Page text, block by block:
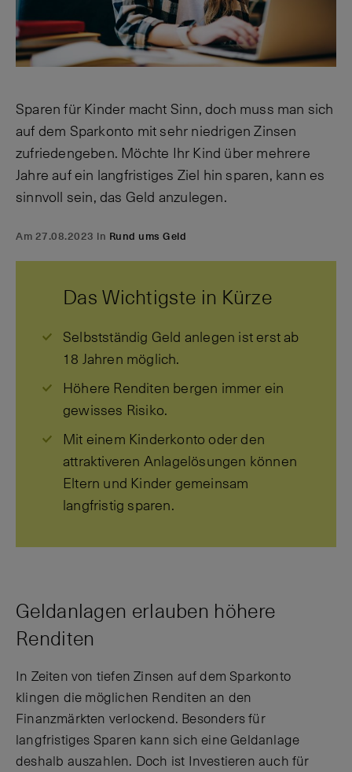
Sparen für Kinder macht Sinn, doch muss man sich
auf dem Sparkonto mit sehr niedrigen Zinsen
zufriedengeben. Möchte Ihr Kind über mehrere
Jahre auf ein langfristiges Ziel hin sparen, kann es
sinnvoll sein, das Geld anzulegen.
Am 27.08.2023 in Rund ums Geld
Das Wichtigste in Kürze
Selbstständig Geld anlegen ist erst ab
18 Jahren möglich.
Höhere Renditen bergen immer ein
gewisses Risiko.
Mit einem Kinderkonto oder den
attraktiveren Anlagelösungen können
Eltern und Kinder gemeinsam
langfristig sparen.
Geldanlagen erlauben höhere
Renditen
In Zeiten von tiefen Zinsen auf dem Sparkonto
klingen die möglichen Renditen an den
Finanzmärkten verlockend. Besonders für
langfristiges Sparen kann sich eine Geldanlage
deshalb auszahlen. Doch ist Investieren auch für